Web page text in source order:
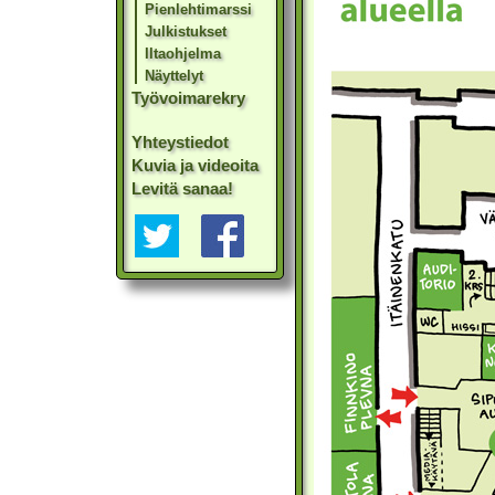
Pienlehtimarssi
Julkistukset
Iltaohjelma
Näyttelyt
Työvoimarekry
Yhteystiedot
Kuvia ja videoita
Levitä sanaa!